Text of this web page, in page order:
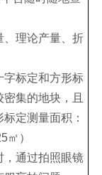
、理论产量、折
字标定和方形标
集的地块，且
定测量面积：
㎡）
，通过拍照眼镜